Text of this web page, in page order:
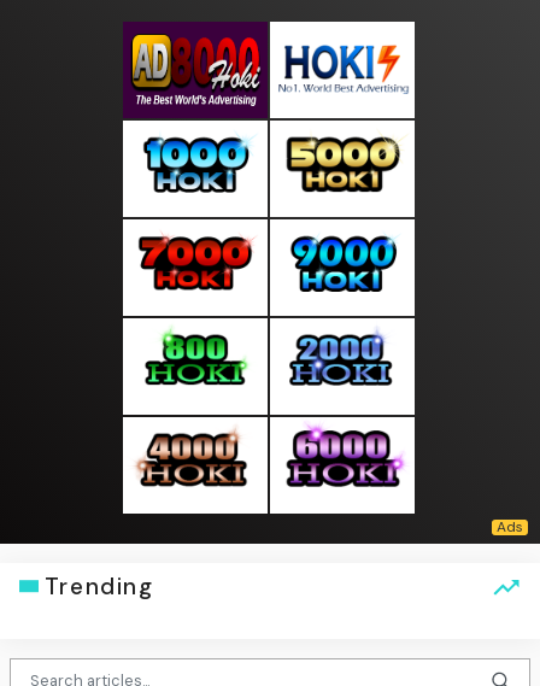
Trending